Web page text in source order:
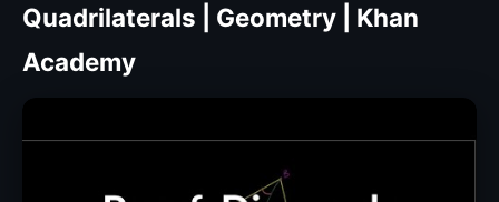
Quadrilaterals | Geometry | Khan
Academy